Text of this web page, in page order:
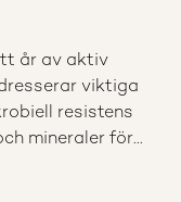
år av aktiv
viktiga
resistens
mineraler för
inom de